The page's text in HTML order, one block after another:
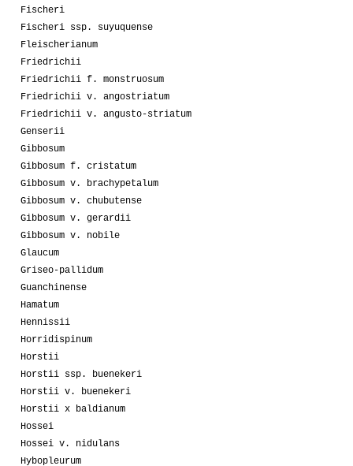
Fischeri
Fischeri ssp. suyuquense
Fleischerianum
Friedrichii
Friedrichii f. monstruosum
Friedrichii v. angostriatum
Friedrichii v. angusto-striatum
Genserii
Gibbosum
Gibbosum f. cristatum
Gibbosum v. brachypetalum
Gibbosum v. chubutense
Gibbosum v. gerardii
Gibbosum v. nobile
Glaucum
Griseo-pallidum
Guanchinense
Hamatum
Hennissii
Horridispinum
Horstii
Horstii ssp. buenekeri
Horstii v. buenekeri
Horstii x baldianum
Hossei
Hossei v. nidulans
Hybopleurum